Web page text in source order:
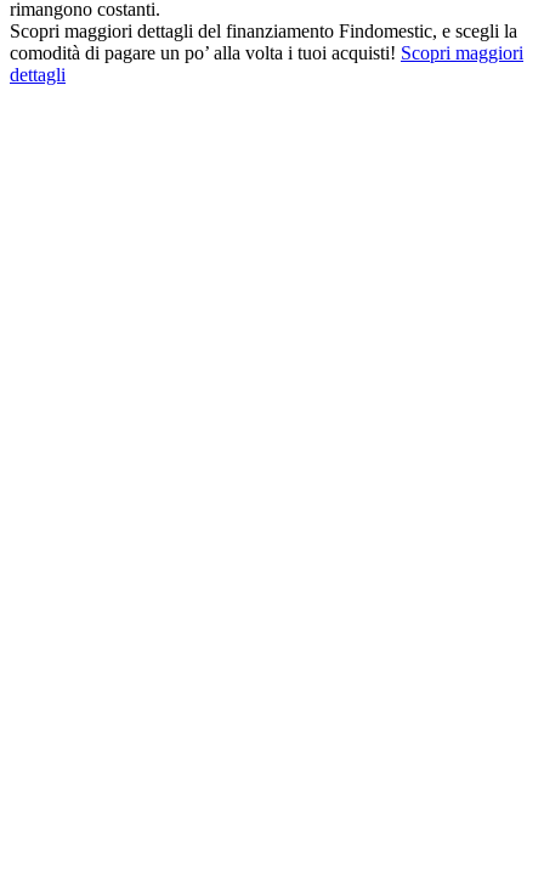
rimangono costanti.
Scopri maggiori dettagli del finanziamento Findomestic, e scegli la
comodità di pagare un po’ alla volta i tuoi acquisti! Scopri maggiori
dettagli